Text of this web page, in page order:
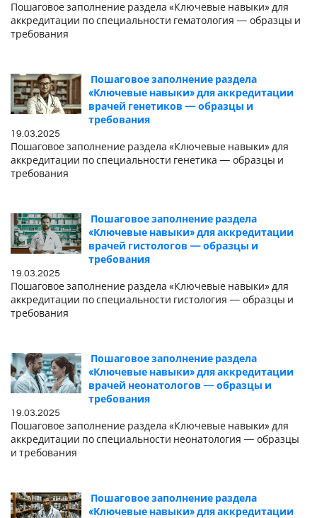
Пошаговое заполнение раздела «Ключевые навыки» для
аккредитации по специальности гематология — образцы и
требования
Пошаговое заполнение раздела
«Ключевые навыки» для аккредитации
врачей генетиков — образцы и
требования
19.03.2025
Пошаговое заполнение раздела «Ключевые навыки» для
аккредитации по специальности генетика — образцы и
требования
Пошаговое заполнение раздела
«Ключевые навыки» для аккредитации
врачей гистологов — образцы и
требования
19.03.2025
Пошаговое заполнение раздела «Ключевые навыки» для
аккредитации по специальности гистология — образцы и
требования
Пошаговое заполнение раздела
«Ключевые навыки» для аккредитации
врачей неонатологов — образцы и
требования
19.03.2025
Пошаговое заполнение раздела «Ключевые навыки» для
аккредитации по специальности неонатология — образцы
и требования
Пошаговое заполнение раздела
«Ключевые навыки» для аккредитации